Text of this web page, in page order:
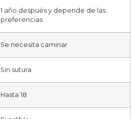
1 año después y depende de las
preferencias
Se necesita caminar
Sin sutura
Hasta 18